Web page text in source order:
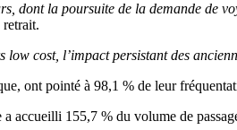
dont la poursuite de la demande de
retrait.
low cost, l’impact persistant des
ont pointé à 98,1 % de leur
accueilli 155,7 % du volume de